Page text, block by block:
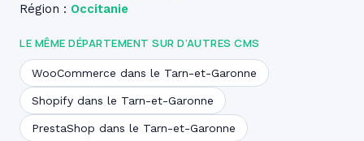
Région : Occitanie
LE MÊME DÉPARTEMENT SUR D’AUTRES CMS
WooCommerce dans le Tarn-et-Garonne
Shopify dans le Tarn-et-Garonne
PrestaShop dans le Tarn-et-Garonne